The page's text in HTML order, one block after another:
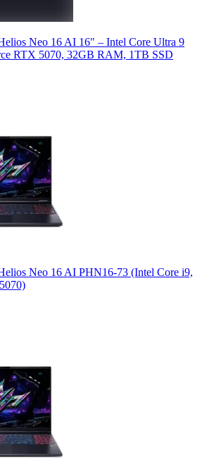
Neo 16 AI 16" – Intel Core Ultra 9
RTX 5070, 32GB RAM, 1TB SSD
Neo 16 AI PHN16-73 (Intel Core i9,